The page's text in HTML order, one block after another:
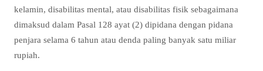
kelamin, disabilitas mental, atau disabilitas fisik sebagaimana
dimaksud dalam Pasal 128 ayat (2) dipidana dengan pidana
penjara selama 6 tahun atau denda paling banyak satu miliar
rupiah.